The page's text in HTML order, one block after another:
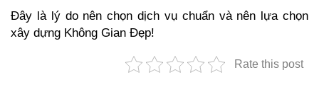
Đây là lý do nên chọn dịch vụ chuẩn và nên lựa chọn
xây dựng Không Gian Đẹp!
Rate this post